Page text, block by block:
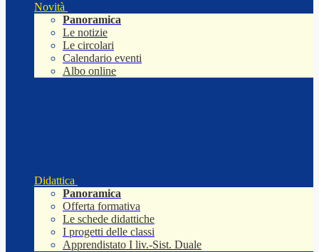
Novità
Panoramica
Le notizie
Le circolari
Calendario eventi
Albo online
Didattica
Panoramica
Offerta formativa
Le schede didattiche
I progetti delle classi
Apprendistato I liv.-Sist. Duale